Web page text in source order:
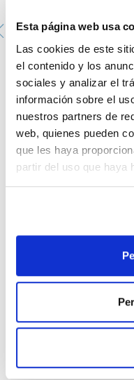
Esta página web usa
Las cookies de este
el contenido y los
sociales y analizar el
información sobre el
nuestros partners de
web, quienes pueden
que les haya
partir del uso que haya
CALIBRACIÓN
VARIABLE (5 lecturas
certificado ENAC
LBCCER0085
Envase: x u.
Disponibilidad:Ver
Mi precio
Comprar
Documentación
Regístrate para